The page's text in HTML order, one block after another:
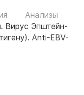
Анализы
Вирус Эпштейн-
Anti-EBV-